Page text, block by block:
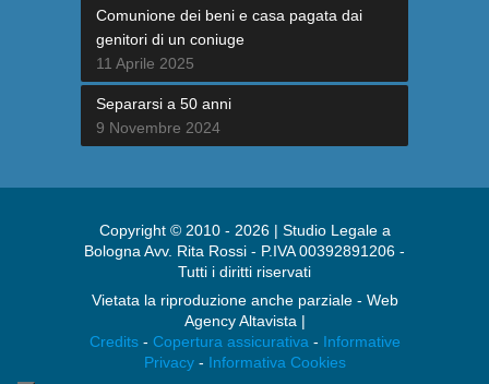
Comunione dei beni e casa pagata dai
genitori di un coniuge
11 Aprile 2025
Separarsi a 50 anni
9 Novembre 2024
Copyright © 2010 - 2026 | Studio Legale a
Bologna Avv. Rita Rossi - P.IVA 00392891206 -
Tutti i diritti riservati
Vietata la riproduzione anche parziale - Web
Agency Altavista |
Credits- Copertura assicurativa- Informative
Privacy- Informativa Cookies